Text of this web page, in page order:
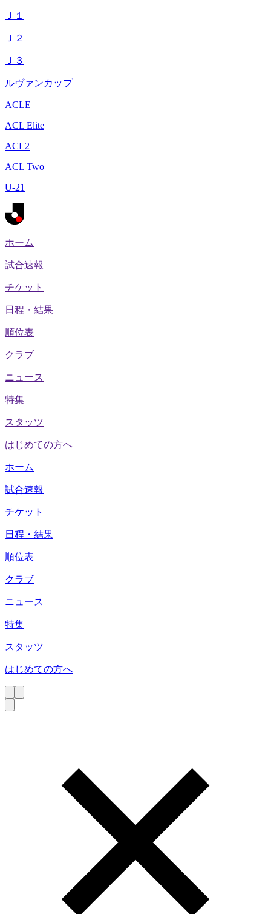
Ｊ１
Ｊ２
Ｊ３
ルヴァンカップ
ACLE
ACL Elite
ACL2
ACL Two
U-21
ホーム
試合速報
チケット
日程・結果
順位表
クラブ
ニュース
特集
スタッツ
はじめての方へ
ホーム
試合速報
チケット
日程・結果
順位表
クラブ
ニュース
特集
スタッツ
はじめての方へ